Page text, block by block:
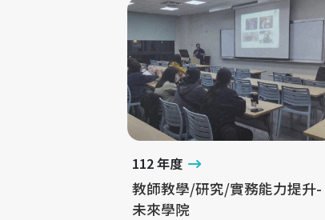
112 年度
教師教學/研究/實務能力提升-
未來學院